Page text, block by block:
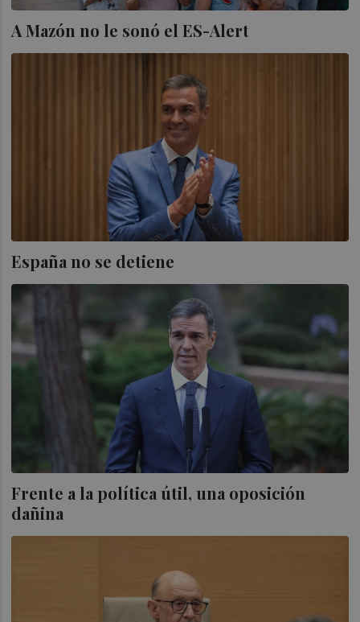
A Mazón no le sonó el ES-Alert
España no se detiene
Frente a la política útil, una oposición
dañina